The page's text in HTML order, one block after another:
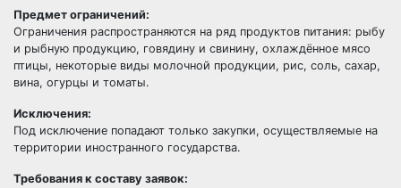
Предмет ограничений:
Ограничения распространяются на ряд продуктов питания: рыбу
и рыбную продукцию, говядину и свинину, охлаждённое мясо
птицы, некоторые виды молочной продукции, рис, соль, сахар,
вина, огурцы и томаты.
Исключения:
Под исключение попадают только закупки, осуществляемые на
территории иностранного государства.
Требования к составу заявок: